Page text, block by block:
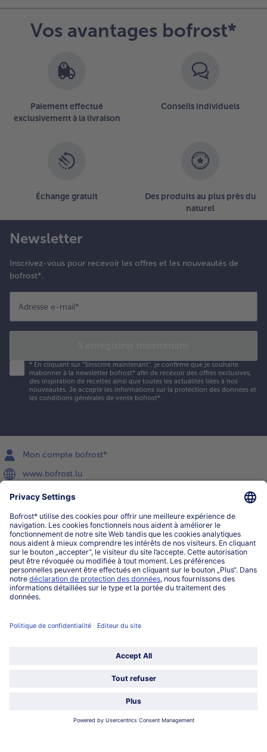
Vos avantages bofrost*
Paiement effectué
exclusivement à la livraison
Conseils individuels
Échange gratuit
Des produits au plus près du
naturel
Newsletter
Inscrivez-vous pour recevoir les offres et les nouveautés de
bofrost*.
Adresse e-mail*
* En cliquant sur "Sinscrire maintenant", je confirme que je souhaite
mabonner à la newsletter bofrost* afin de recevoir des offres exclusives,
des inspiration de recettes ainsi que toutes les actualités liées à nos
nouveautés. Je accepte les informations sur la protection des données et
les conditions générales de vente bofrost*.
Mon compte bofrost*
www.bofrost.lu
service@bofrost.lu
027863232
Lu-ve : 8h-20h Sa : 10h-16h
Service
Qui sommes-nous?